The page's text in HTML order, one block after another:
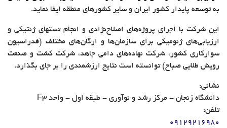
به توسعه پایدار کشور ایران و سایر کشورهای منطقه ایفا نماید.
این شرکت با اجرای پروژه‌های اصلاح‌نژادی و انجام تست­های ژنتیکی و
ارزیابی‌های ژنومیکی برای سازمان‌ها و ارگان‌های مختلف (فدراسیون
سوارکاری کشور، شرکت نهاده‌های دامی جاهد، شرکت کشت و صنعت
رویش طلایی صباح) توانسته است نتایج ارزشمندی را بر جای بگذارد.
نشانی:
دانشگاه زنجان - مرکز رشد و نوآوری - طبقه اول - واحد F3
تلفن:
09129216980